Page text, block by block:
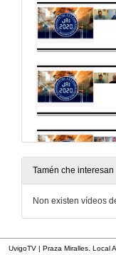
Tamén che interesan
Non existen vídeos
UvigoTV | Praza Miralles. Local